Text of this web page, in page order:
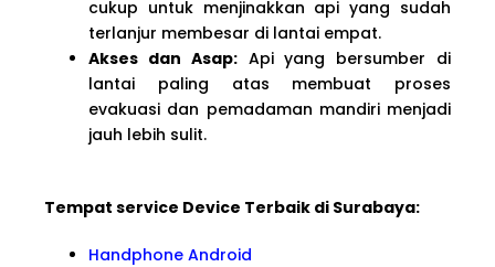
cukup untuk menjinakkan api yang sudah
terlanjur membesar di lantai empat.
Akses dan Asap:Api yang bersumber di
lantai paling atas membuat proses
evakuasi dan pemadaman mandiri menjadi
jauh lebih sulit.
Tempat service Device Terbaik di Surabaya:
Handphone Android